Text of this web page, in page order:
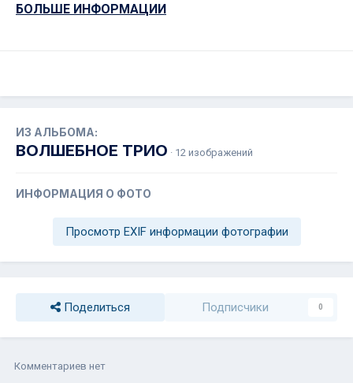
БОЛЬШЕ ИНФОРМАЦИИ
ИЗ АЛЬБОМА:
ВОЛШЕБНОЕ ТРИО · 12 изображений
ИНФОРМАЦИЯ О ФОТО
Просмотр EXIF информации фотографии
Поделиться Подписчики 0
Комментариев нет